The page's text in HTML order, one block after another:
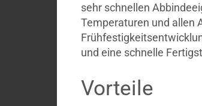
Einloggen
Country
Contact
sehr schnellen
Temperaturen und allen
und eine schnelle
Vorteile